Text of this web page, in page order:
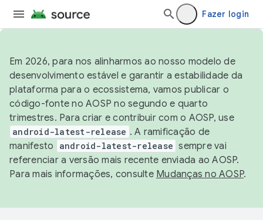
Fazer login
Em 2026, para nos alinharmos ao nosso modelo de
desenvolvimento estável e garantir a estabilidade da
plataforma para o ecossistema, vamos publicar o
código-fonte no AOSP no segundo e quarto
trimestres. Para criar e contribuir com o AOSP, use
android-latest-release . A ramificação de
manifesto
android-latest-release sempre vai
referenciar a versão mais recente enviada ao AOSP.
Para mais informações, consulte Mudanças no AOSP.